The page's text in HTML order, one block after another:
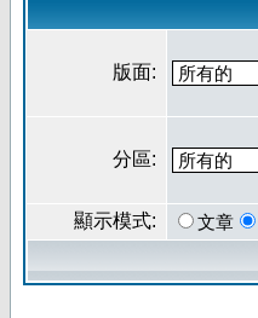
版面:
分區:
顯示模式: 文章